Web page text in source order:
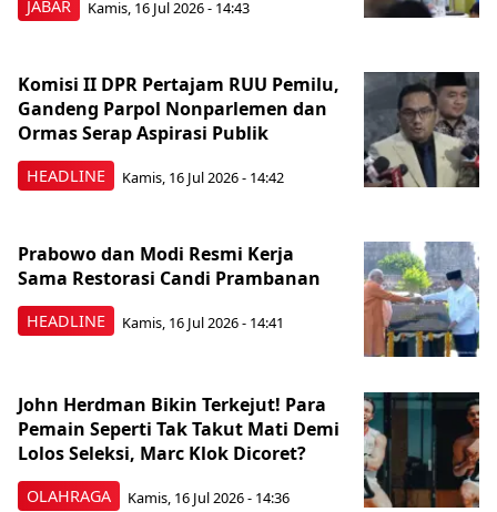
JABAR Kamis, 16 Jul 2026 - 14:43
HEADLINE
Komisi II DPR Pertajam RUU Pemilu,
Gandeng Parpol Nonparlemen dan
Ormas Serap Aspirasi Publik
Kamis, 16 Jul 2026 - 14:42
HEADLINE
Prabowo dan Modi Resmi Kerja
Sama Restorasi Candi Prambanan
Kamis, 16 Jul 2026 - 14:41
OLAHRAGA
John Herdman Bikin Terkejut! Para
Pemain Seperti Tak Takut Mati Demi
Lolos Seleksi, Marc Klok Dicoret?
Kamis, 16 Jul 2026 - 14:36